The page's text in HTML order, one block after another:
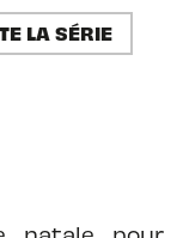
LA SÉRIE